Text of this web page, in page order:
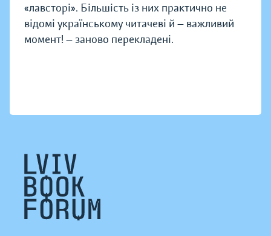
«лавсторі». Більшість із них практично не
відомі українському читачеві й — важливий
момент! — заново перекладені.